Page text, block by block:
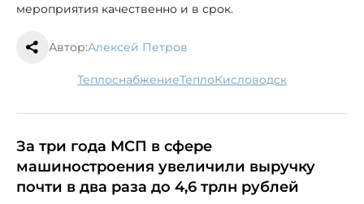
мероприятия качественно и в срок.
Автор:Алексей Петров
теплоснабжение тепло Кисловодск
За три года МСП в сфере
машиностроения увеличили выручку
почти в два раза до 4,6 трлн рублей